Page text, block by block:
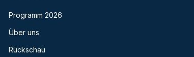
Programm 2026
Über uns
Rückschau